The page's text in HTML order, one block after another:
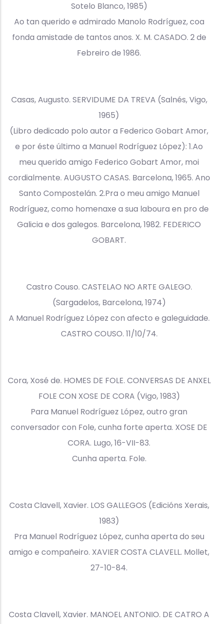
Sotelo Blanco, 1985)
Ao tan querido e admirado Manolo Rodríguez, coa
fonda amistade de tantos anos. X. M. CASADO. 2 de
Febreiro de 1986.
Casas, Augusto. SERVIDUME DA TREVA (Salnés, Vigo,
1965)
(Libro dedicado polo autor a Federico Gobart Amor,
e por éste último a Manuel Rodríguez López): 1.Ao
meu querido amigo Federico Gobart Amor, moi
cordialmente. AUGUSTO CASAS. Barcelona, 1965. Ano
Santo Compostelán. 2.Pra o meu amigo Manuel
Rodríguez, como homenaxe a sua laboura en pro de
Galicia e dos galegos. Barcelona, 1982. FEDERICO
GOBART.
Castro Couso. CASTELAO NO ARTE GALEGO.
(Sargadelos, Barcelona, 1974)
A Manuel Rodríguez López con afecto e galeguidade.
CASTRO COUSO. 11/10/74.
Cora, Xosé de. HOMES DE FOLE. CONVERSAS DE ANXEL
FOLE CON XOSE DE CORA (Vigo, 1983)
Para Manuel Rodríguez López, outro gran
conversador con Fole, cunha forte aperta. XOSE DE
CORA. Lugo, 16-VII-83.
Cunha aperta. Fole.
Costa Clavell, Xavier. LOS GALLEGOS (Edicións Xerais,
1983)
Pra Manuel Rodríguez López, cunha aperta do seu
amigo e compañeiro. XAVIER COSTA CLAVELL. Mollet,
27-10-84.
Costa Clavell, Xavier. MANOEL ANTONIO. DE CATRO A